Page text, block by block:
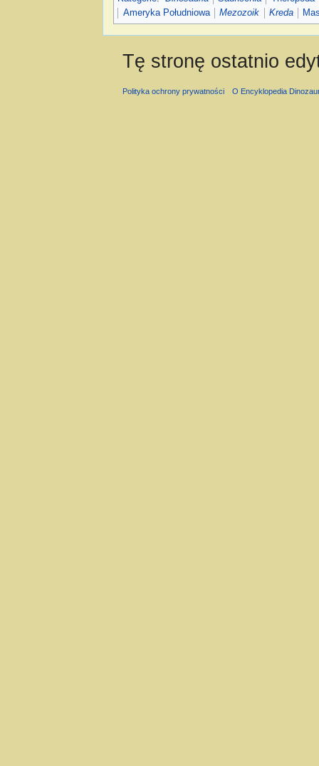
Ameryka Południowa
Mezozoik Kreda
Tę stronę ostatnio
Polityka ochrony prywatności O Encyklopedia